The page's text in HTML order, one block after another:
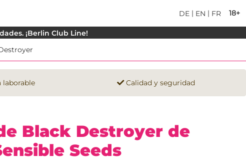
18+
DE | EN | FR
¡Berlin Club Line!
laborable Calidad y seguridad
Black Destroyer de
Seeds